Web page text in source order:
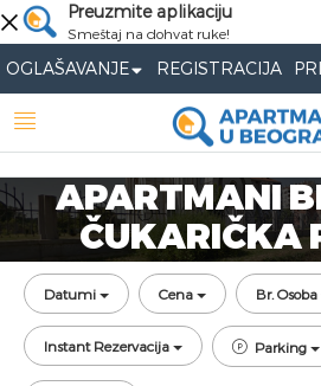
Preuzmite aplikaciju
Smeštaj na dohvat ruke!
OGLAŠAVANJE REGISTRACIJA
APARTMANI
ČUKARIČKA
Datumi Cena Br. Osoba
Instant Rezervacija Parking